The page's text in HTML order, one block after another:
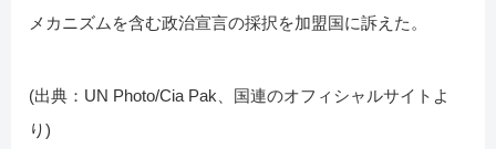
メカニズムを含む政治宣言の採択を加盟国に訴えた。
(出典：UN Photo/Cia Pak、国連のオフィシャルサイトよ
り)